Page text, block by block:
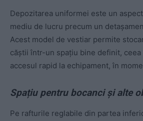
Depozitarea uniformei este un
mediu de lucru precum un
Acest model de vestiar permite
căștii într-un spațiu bine definit, ceea
accesul rapid la echipament, în
Spațiu pentru bocanci și alte
Pe rafturile reglabile din partea